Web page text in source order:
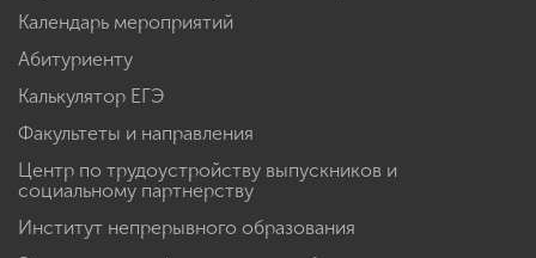
Календарь мероприятий
Абитуриенту
Калькулятор ЕГЭ
Факультеты и направления
Центр по трудоустройству выпускников и
социальному партнерству
Институт непрерывного образования